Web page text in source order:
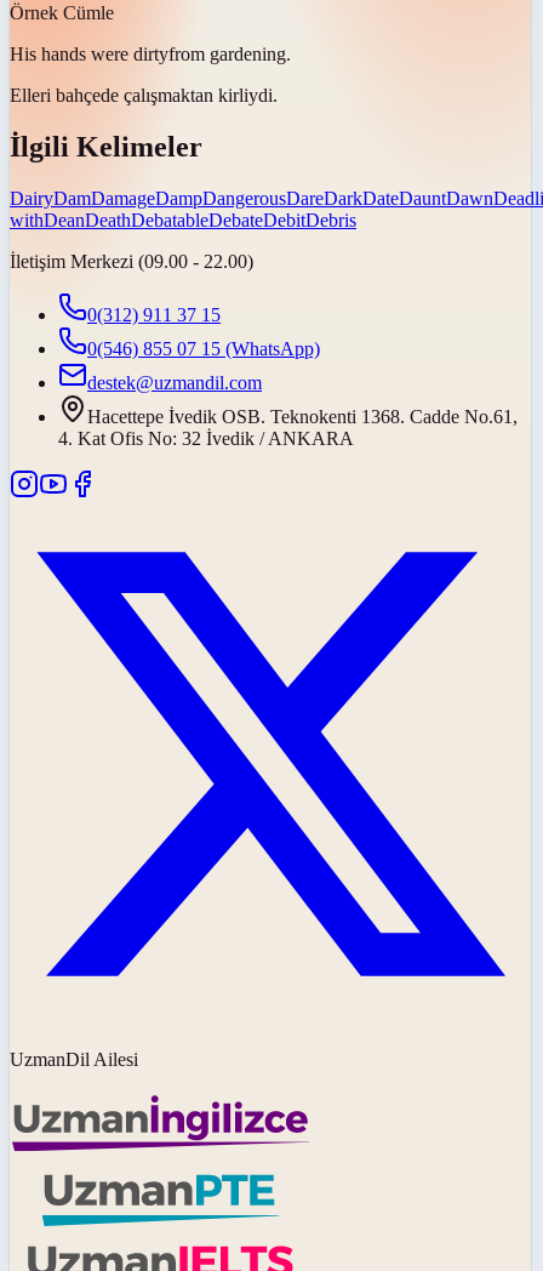
Örnek Cümle
His hands were dirtyfrom gardening.
Elleri bahçede çalışmaktan kirliydi.
İlgili Kelimeler
DairyDamDamageDampDangerousDareDarkDateDauntDawn
withDeanDeathDebatableDebateDebitDebris
İletişim Merkezi (09.00 - 22.00)
0(312) 911 37 15
0(546) 855 07 15 (WhatsApp)
destek@uzmandil.com
Hacettepe İvedik OSB. Teknokenti 1368. Cadde No.61,
4. Kat Ofis No: 32 İvedik / ANKARA
UzmanDil Ailesi